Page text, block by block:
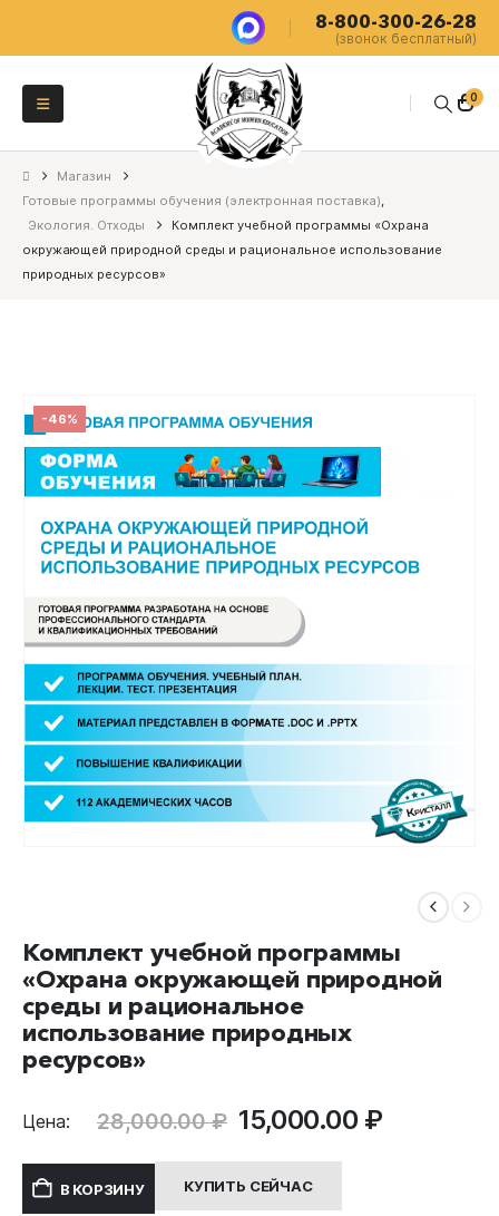
8-800-300-26-28
(звонок бесплатный)
0
Магазин
Готовые программы обучения (электронная поставка),
Экология. Отходы
Комплект учебной программы «Охрана
окружающей природной среды и рациональное использование
природных ресурсов»
-46%
Комплект учебной программы
«Охрана окружающей природной
среды и рациональное
использование природных
ресурсов»
Цена: 28,000.00₽ Первоначальная
составляла
28,000.00 ₽.
15,000.00 ₽Текущая
В КОРЗИНУ КУПИТЬ СЕЙЧАС